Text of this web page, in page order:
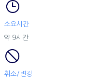
소요시간
약 9시간
취소/변경